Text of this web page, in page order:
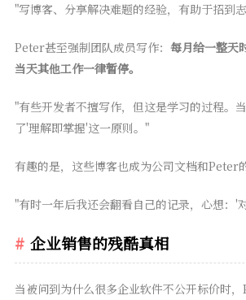
"写博客、分享解决难题的经验，有助于招到
Peter甚至强制团队成员写作： 每月给一整天
当天其他工作一律暂停。
"有些开发者不擅写作，但这是学习的过程。
了'理解即掌握'这一原则。"
有趣的是，这些博客也成为公司文档和Peter
"有时一年后我还会翻看自己的记录，心想：'
企业销售的残酷真相
当被问到为什么很多企业软件不公开标价时